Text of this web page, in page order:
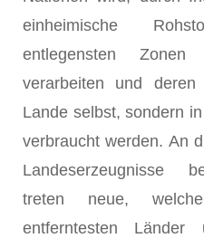
einheimische
entlegensten Zonen
verarbeiten und
Lande selbst, sondern
verbraucht werden. An
Landeserzeugnisse
treten neue,
entferntesten